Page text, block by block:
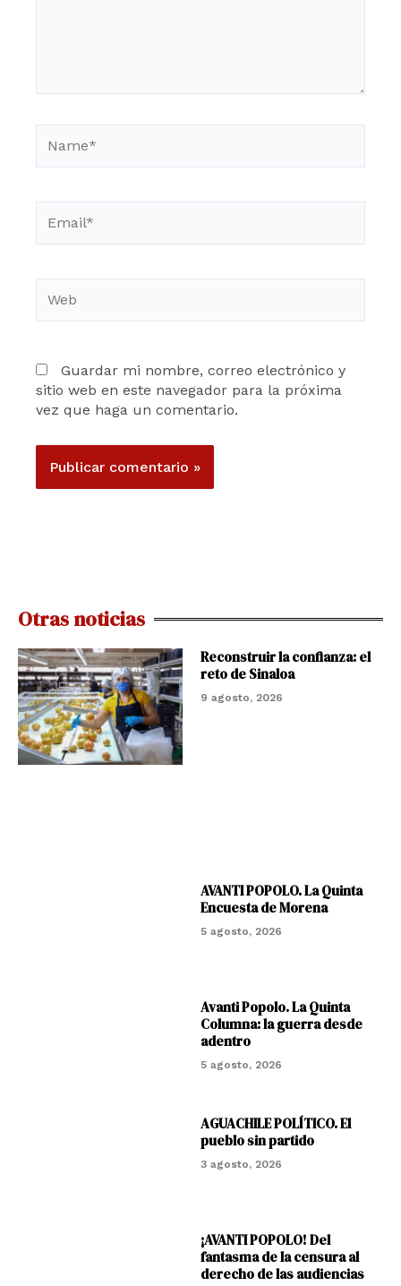
Guardar mi nombre, correo electrónico y
sitio web en este navegador para la próxima
vez que haga un comentario.
Otras noticias
Reconstruir la confianza: el
reto de Sinaloa
9 agosto, 2026
AVANTI POPOLO. La Quinta
Encuesta de Morena
5 agosto, 2026
Avanti Popolo. La Quinta
Columna: la guerra desde
adentro
5 agosto, 2026
AGUACHILE POLÍTICO. El
pueblo sin partido
3 agosto, 2026
¡AVANTI POPOLO! Del
fantasma de la censura al
derecho de las audiencias